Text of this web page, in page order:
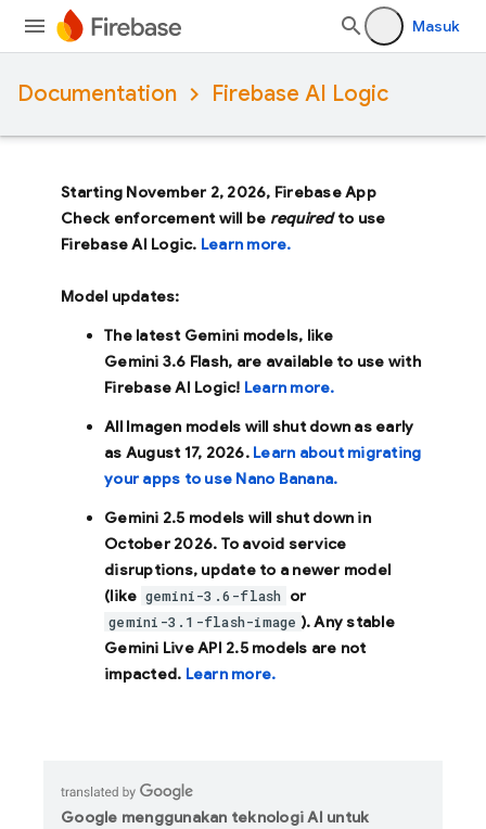
Masuk
Documentation Firebase AI Logic
Starting November 2, 2026, Firebase App
Check enforcement will be requiredto use
Firebase AI Logic. Learn more.
Model updates:
The latest Gemini models, like
Gemini 3.6 Flash, are available to use with
Firebase AI Logic! Learn more.
All Imagen models will shut down as early
as August 17, 2026. Learn about migrating
your apps to use Nano Banana.
Gemini 2.5 models will shut down in
October 2026. To avoid service
disruptions, update to a newer model
(like gemini-3.6-flash or
gemini-3.1-flash-image ). Any stable
Gemini Live API 2.5 models are not
impacted. Learn more.
Google menggunakan teknologi AI untuk